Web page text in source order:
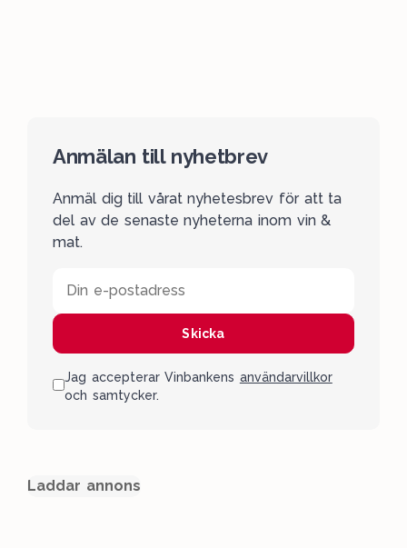
Anmälan till nyhetbrev
Anmäl dig till vårat nyhetesbrev för att ta
del av de senaste nyheterna inom vin &
mat.
Din e-postadress
Skicka
Jag accepterar Vinbankens användarvillkor
och samtycker.
Laddar annons